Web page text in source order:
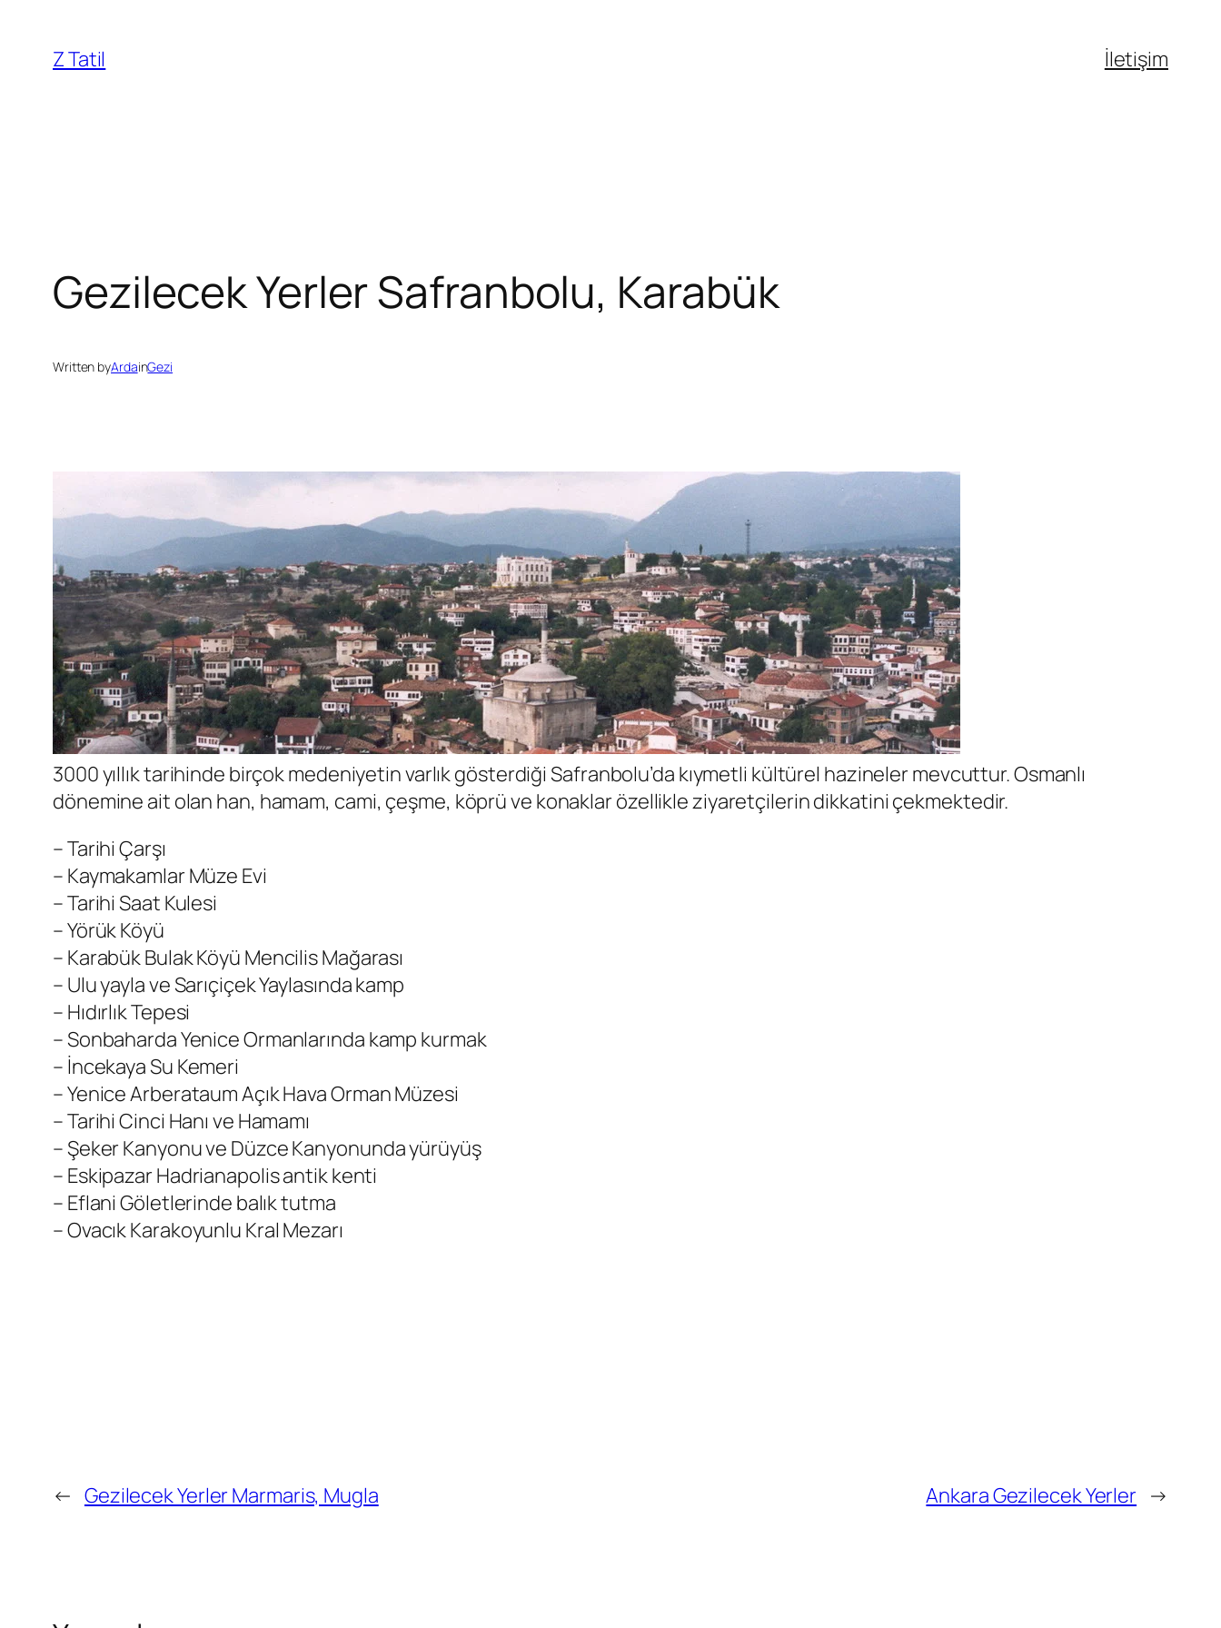
Z Tatil İletişim
Gezilecek Yerler Safranbolu, Karabük
Written byArdainGezi
3000 yıllık tarihinde birçok medeniyetin varlık gösterdiği Safranbolu’da kıymetli kültürel hazineler mevcuttur. Osmanlı
dönemine ait olan han, hamam, cami, çeşme, köprü ve konaklar özellikle ziyaretçilerin dikkatini çekmektedir.
– Tarihi Çarşı
– Kaymakamlar Müze Evi
– Tarihi Saat Kulesi
– Yörük Köyü
– Karabük Bulak Köyü Mencilis Mağarası
– Ulu yayla ve Sarıçiçek Yaylasında kamp
– Hıdırlık Tepesi
– Sonbaharda Yenice Ormanlarında kamp kurmak
– İncekaya Su Kemeri
– Yenice Arberataum Açık Hava Orman Müzesi
– Tarihi Cinci Hanı ve Hamamı
– Şeker Kanyonu ve Düzce Kanyonunda yürüyüş
– Eskipazar Hadrianapolis antik kenti
– Eflani Göletlerinde balık tutma
– Ovacık Karakoyunlu Kral Mezarı
← Gezilecek Yerler Marmaris, Mugla Ankara Gezilecek Yerler →